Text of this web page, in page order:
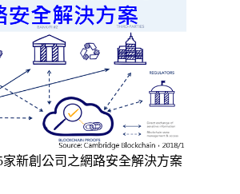
家新創公司之網路安全解決方案